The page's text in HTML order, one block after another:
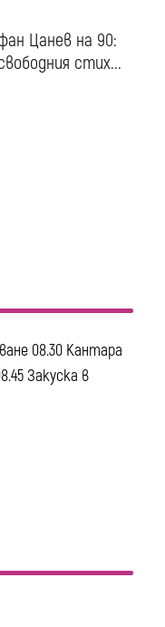
Цанев на 90:
стих...
08.30 Кантара
Закуска в